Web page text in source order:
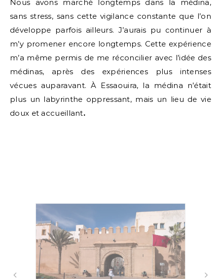
Nous avons marché longtemps dans la médina,
sans stress, sans cette vigilance constante que l’on
développe parfois ailleurs. J’aurais pu continuer à
m’y promener encore longtemps. Cette expérience
m’a même permis de me réconcilier avec l’idée des
médinas, après des expériences plus intenses
vécues auparavant. À Essaouira, la médina n’était
plus un labyrinthe oppressant, mais un lieu de vie
doux et accueillant.